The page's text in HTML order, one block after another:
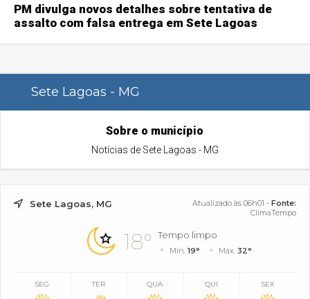
PM divulga novos detalhes sobre tentativa de
assalto com falsa entrega em Sete Lagoas
Sete Lagoas - MG
Sobre o município
Notícias de Sete Lagoas - MG
Sete Lagoas, MG Atualizado às 06h01 - Fonte:
ClimaTempo
18° Tempo limpo
Mín.19° Máx. 32°
SEG TER QUA QUI SEX